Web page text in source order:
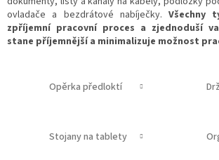
ovladače a bezdrátové nabíječky.Všechny
zpříjemní pracovní proces a zjednoduší
stane příjemnější a minimalizuje možnost
Opěrka předloktí
Stojany na tablety